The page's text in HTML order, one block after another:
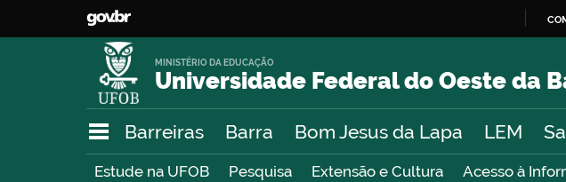
Universidade Federal do Oeste da
MINISTÉRIO DA EDUCAÇÃO
Barreiras Barra Bom Jesus da Lapa LEM
Estude na UFOB Pesquisa Extensão e Cultura Acesso à